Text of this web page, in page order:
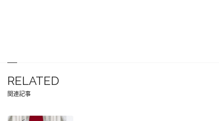
RELATED
関連記事